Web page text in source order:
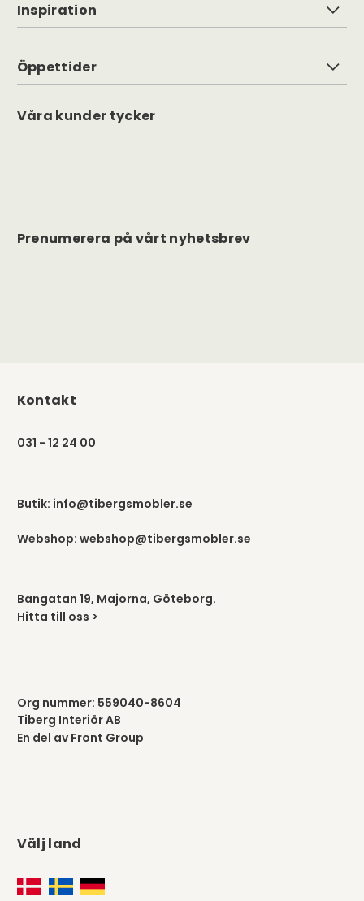
Inspiration
Öppettider
Våra kunder tycker
Prenumerera på vårt nyhetsbrev
Kontakt
031 - 12 24 00
Butik: info@tibergsmobler.se
Webshop: webshop@tibergsmobler.se
Bangatan 19, Majorna, Göteborg.
Hitta till oss >
Org nummer: 559040-8604
Tiberg Interiör AB
En del av Front Group
Välj land